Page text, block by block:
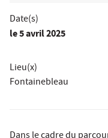
Date(s)
le5 avril 2025
Lieu(x)
Fontainebleau